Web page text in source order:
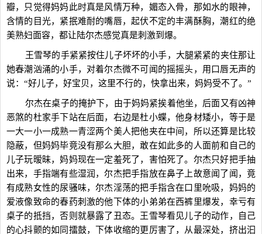
瓣，只觉得妈妈此时真是风情万种，媚态入骨，那如水的眼神，
含情的目光，紧抿难耐的嘴唇，起伏不定的丰满酥胸，潮红的绝
美熟妇面容，都让陆尔杰感觉真是刺激到爆。
王雪琴的手紧紧按住儿子坏坏的小手，大腿紧紧的夹住那让
她春潮汹涌的小手，对着尔杰微不可闻的摇摇头，用口唇无声的
说：“好儿子，好宝贝，这里不行的，快拿出来，妈妈受不了。”
尔杰在桌子的掩护下，由于妈妈紧挨着他坐，后面又有凶神
恶煞的杜家手下站在后面，右边是杜小蝶，他身材矮小，等于是
一大一小一成熟一青涩两个美人把他夹在中间，所以还算是比较
隐蔽，但妈妈毕竟没有那么大胆，敢在如此多的人面前和自己的
儿子玩暧昧，妈妈现在一定羞死了，害怕死了。尔杰只好把手抽
出来，手指端有些湿润，尔杰把手指放在鼻子上故意闻了闻，竟
有成熟女性的尿骚味，尔杰淫荡的把手指含在口里吮吸，妈妈的
爱液像致命的春药刺激的他下体的小弟弟在西裤里爆发，幸亏有
桌子的抵挡，否则就暴露了丑态。王雪琴看见儿子的动作，自己
的心抖颤的如同擂鼓，下体收缩的更厉害了，从最深处，挤出汩